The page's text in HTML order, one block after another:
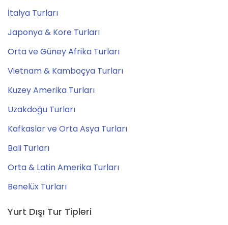
İtalya Turları
Japonya & Kore Turları
Orta ve Güney Afrika Turları
Vietnam & Kamboçya Turları
Kuzey Amerika Turları
Uzakdoğu Turları
Kafkaslar ve Orta Asya Turları
Bali Turları
Orta & Latin Amerika Turları
Benelüx Turları
Yurt Dışı Tur Tipleri